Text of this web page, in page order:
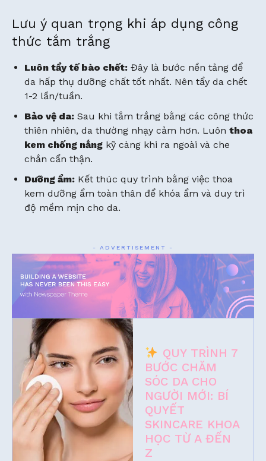
Lưu ý quan trọng khi áp dụng công
thức tắm trắng
Luôn tẩy tế bào chết: Đây là bước nền tảng để
da hấp thụ dưỡng chất tốt nhất. Nên tẩy da chết
1-2 lần/tuần.
Bảo vệ da: Sau khi tắm trắng bằng các công thức
thiên nhiên, da thường nhạy cảm hơn. Luôn thoa
kem chống nắng kỹ càng khi ra ngoài và che
chắn cẩn thận.
Dưỡng ẩm: Kết thúc quy trình bằng việc thoa
kem dưỡng ẩm toàn thân để khóa ẩm và duy trì
độ mềm mịn cho da.
- ADVERTISEMENT -
QUY TRÌNH 7
BƯỚC CHĂM
SÓC DA CHO
NGƯỜI MỚI: BÍ
QUYẾT
SKINCARE KHOA
HỌC TỪ A ĐẾN
Z